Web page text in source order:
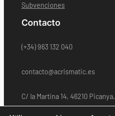
Subvenciones
Contacto
(+34) 963 132 040
contacto@acrismatic.es
C/ la Martina 14, 46210